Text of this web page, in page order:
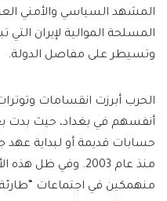
المشهد السياسي والأمني
المسلحة الموالية لإيران التي
وتسيطر على مفاصل الدولة.
الحرب أبرزت انقسامات
أنفسهم في بغداد، حيث
حسابات قديمة أو لبداية عهد
منذ عام 2003. وفي
منهمكين في اجتماعات